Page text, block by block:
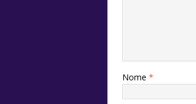
Nome *